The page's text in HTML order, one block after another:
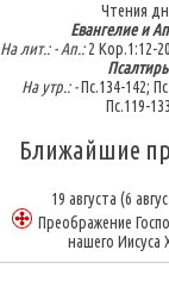
Чтения
Евангелие и
На лит.: -Ап.:2 Кор.1:12-20
На утр.: -Пс.134-142;
Пс.119-133
Ближайшие
19 августа (6
Преображение
нашего Иисуса